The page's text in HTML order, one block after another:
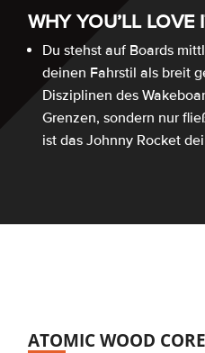
WHY YOU’LL LOVE
Du stehst auf Boards
deinen Fahrstil als breit
Disziplinen des
Grenzen, sondern nur
ist das Johnny Rocket
ATOMIC WOOD CORE